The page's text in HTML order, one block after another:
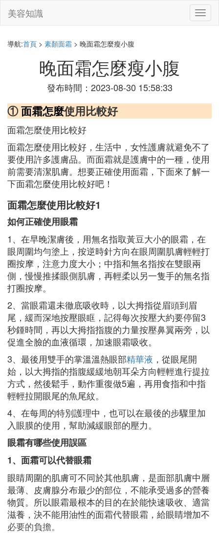
切
換
美容知識
導航:首頁 > 素顏面霜 > 晚面霜怎麼瘦小腹
晚面霜怎麼瘦小腹
發布時間：2023-08-30 15:58:33
①面霜怎麼使用比較好
面霜怎麼使用比較好
面霜怎麼使用比較好，生活中，女性護膚就避免不了
要使用許多護膚品。而面霜就是護膚中的一種，使用
前需要清潔肌膚。想要正確使用面霜，下面來了解一
下面霜怎麼使用比較好吧！
面霜怎麼使用比較好1
如何正確使用眼霜
1、在早晚潔膚後，用無名指取黃豆大小的眼霜，在
眼周圍均勻塗上，按逆時針方向在眼周圍肌膚輕輕打
圈按摩，注意力度大小；中指和無名指按在雙眼兩
側，慢慢推揉眼側肌膚，再輕柔以另一隻手的無名指
打圈按摩。
2、當眼霜還未徹底吸收時，以大拇指從眉頭到眉
尾，緩而深地按壓眼眶，記得每次按壓大約要停留3
秒鍾時間，再以大拇指指腹的力量按壓鼻翼兩旁，以
促進全臉的血液循環，加速眼霜吸收。
3、最後用雙手的掌溫溫熱眼部精華液 ，從眼尾開
始，以大拇指的指腹緩緩地朝耳朵方向輕輕進行提拉
方式，然後鬆手，動作重復做5遍，再用食指和中指
輕輕拉開眼尾的魚尾紋。
4、在每周的特別護理中，也可以在最後的步驟里加
入眼膜的使用，幫助減緩眼部的壓力。
眼霜有哪些使用誤區
1、面霜可以代替眼霜
眼睛周圍的肌膚可不同於其他肌膚，是面部肌膚中層
最薄、皮膚腺分布最少的部位，不能承受過多的營養
物質。所以眼霜最根本的目的在於能快速吸收、適當
滋養，決不能用油性的面霜代替眼霜，給眼睛增加不
必要的負擔。